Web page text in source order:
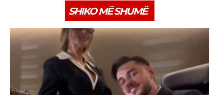
SHIKO MË SHUMË